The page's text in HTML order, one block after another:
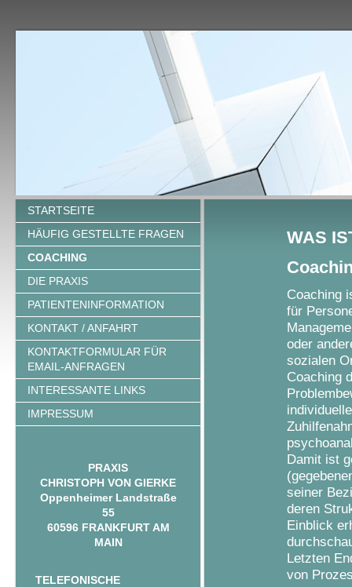
STARTSEITE
HÄUFIG GESTELLTE FRAGEN
COACHING
DIE PRAXIS
PATIENTENINFORMATION
KONTAKT / ANFAHRT
KONTAKTFORMULAR FÜR
EMAIL-ANFRAGEN
INTERESSANTE LINKS
IMPRESSUM
PRAXIS
CHRISTOPH VON GIERKE
Oppenheimer Landstraße
55
60596 FRANKFURT AM
MAIN
TELEFONISCHE
WAS
Coaching
für
oder
sozialen
Coaching
Damit ist
seiner
deren
Einblick
Letzten
von